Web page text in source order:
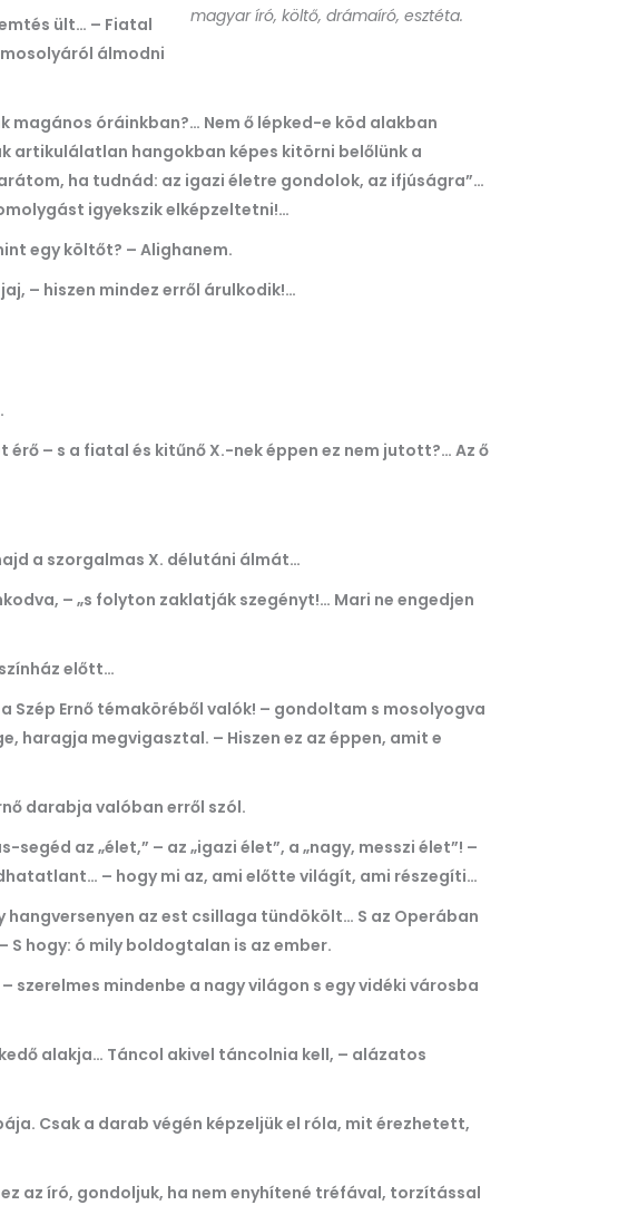
magyar író, költő, drámaíró, esztéta.
ült… – Fiatal
álmodni
magános óráinkban?… Nem ő lépked-e köd alakban
artikulálatlan hangokban képes kitörni belőlünk a
ha tudnád: az igazi életre gondolok, az ifjúságra”…
igyekszik elképzeltetni!…
egy költőt? – Alighanem.
– hiszen mindez erről árulkodik!…
– s a fiatal és kitűnő X.-nek éppen ez nem jutott?… Az ő
a szorgalmas X. délutáni álmát…
– „s folyton zaklatják szegényt!… Mari ne engedjen
előtt…
Szép Ernő témaköréből valók! – gondoltam s mosolyogva
haragja megvigasztal. – Hiszen ez az éppen, amit e
darabja valóban erről szól.
az „élet,” – az „igazi élet”, a „nagy, messzi élet”! –
– hogy mi az, ami előtte világít, ami részegíti…
az est csillaga tündökölt… S az Operában
hogy: ó mily boldogtalan is az ember.
mindenbe a nagy világon s egy vidéki városba
alakja… Táncol akivel táncolnia kell, – alázatos
Csak a darab végén képzeljük el róla, mit érezhetett,
az író, gondoljuk, ha nem enyhítené tréfával, torzítással